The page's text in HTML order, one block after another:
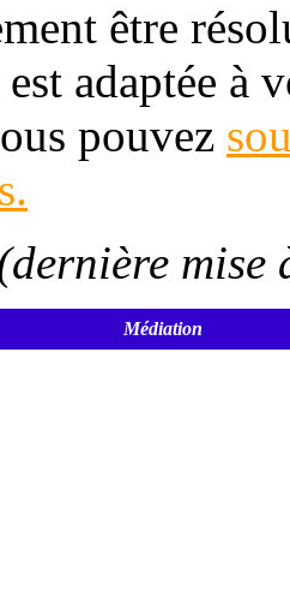
être
adaptée à
pouvez
Médiation